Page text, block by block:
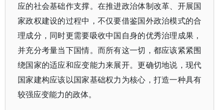
应的社会基础作支撑。在推进政治体制改革、开展国
家政权建设的过程中，不仅要借鉴国外政治模式的合
理成分，同时更需要吸收中国自身的优秀治理成果，
并充分考量当下国情。而所有这一切，都应该紧紧围
绕国家的适应和应变能力来展开。更确切地说，现代
国家建构应该以国家基础权力为核心，打造一种具有
较强应变能力的政体。